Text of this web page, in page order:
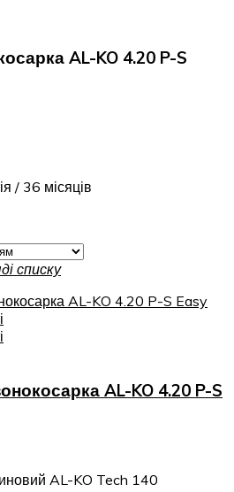
AL-KO 4.20 P-S
/ 36 місяців
списку
AL-KO 4.20 P-S
AL-KO Tech 140